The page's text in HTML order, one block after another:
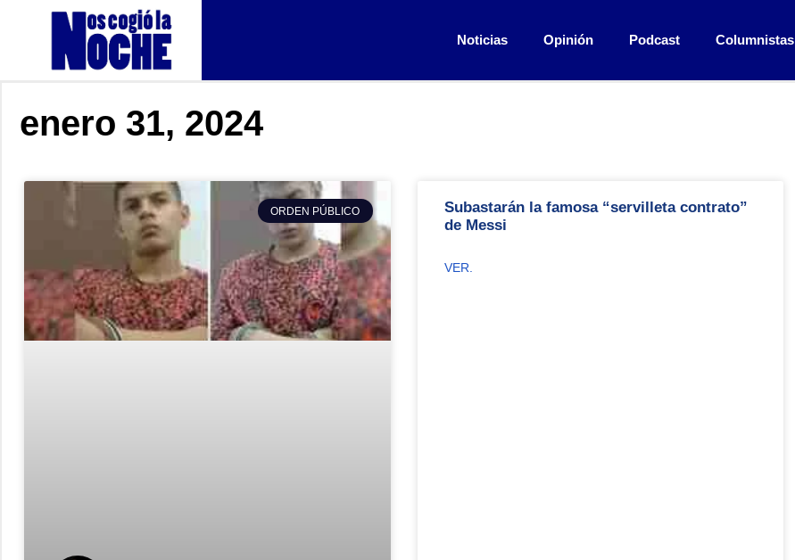
Noticias Opinión Podcast Columnistas
enero 31, 2024
ORDEN PÚBLICO
Subastarán la famosa “servilleta contrato”
de Messi
VER.